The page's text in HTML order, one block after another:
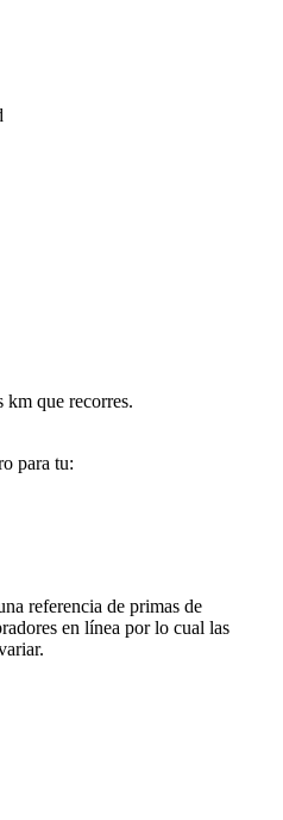
km que recorres.
para tu:
referencia de primas de
en línea por lo cual las